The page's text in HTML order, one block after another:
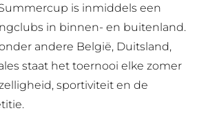
is inmiddels een
in binnen- en buitenland.
andere België, Duitsland,
staat het toernooi elke zomer
sportiviteit en de